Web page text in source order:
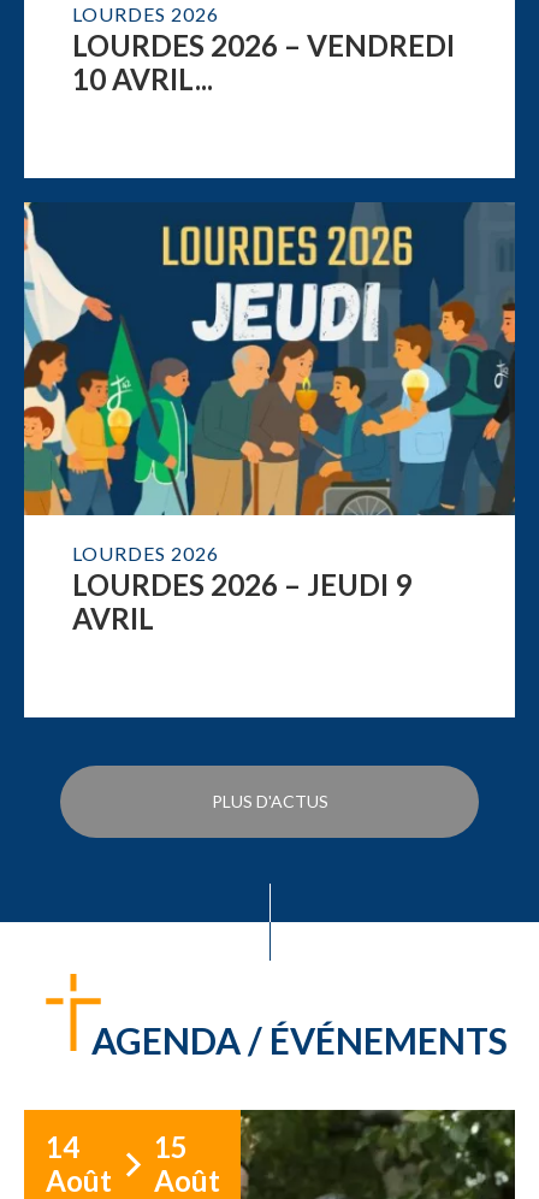
LOURDES 2026
LOURDES 2026 – VENDREDI
10 AVRIL...
LOURDES 2026
LOURDES 2026 – JEUDI 9
AVRIL
PLUS D'ACTUS
AGENDA / ÉVÉNEMENTS
14
Août
15
Août